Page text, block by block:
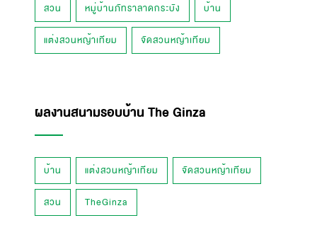
สวน หมู่บ้านภัทราลาดกระบัง บ้าน
แต่งสวนหญ้าเทียม จัดสวนหญ้าเทียม
ผลงานสนามรอบบ้าน The Ginza
บ้าน แต่งสวนหญ้าเทียม จัดสวนหญ้าเทียม
สวน TheGinza